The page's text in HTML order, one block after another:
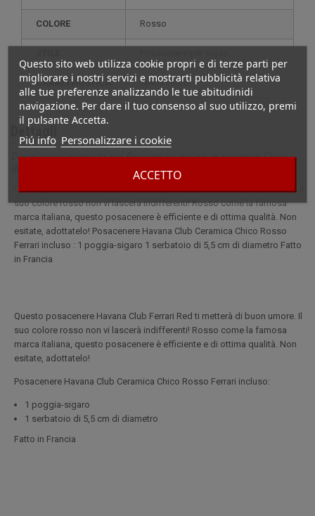
Questo sito web utilizza cookie propri e di terze parti per
migliorare i nostri servizi e mostrarti pubblicità relativa
alle tue preferenze analizzando le tue abitudinidi
navigazione. Per dare il tuo consenso al suo utilizzo, premi
il pulsante Accetta.
Piú info Personalizzare i cookie
ACCETTO
COLORE Rosso
CARATTERISTICA tasca vuota
Dettagli
Descrizione completa per Posacenere sigaro in ceramica Chico
Questo posacenere Havana Club Ferrari Red vi metterà di buon umore. Il
suo colore rosso non vi lascerà indifferenti! Rosso come la famosa
marca italiana, questo posacenere è efficiente e di ottima qualità. Non
esitate, adottatelo! Posacenere Havana Club Ceramica Chico Rosso
Ferrari incluso : 1 poggia-sigaro 1 serbatoio di 5,5 cm di diametro Fatto
in Francia
Questo posacenere Havana Club Ferrari Red ti metterà di buon umore. Il
suo colore rosso non vi lascerà indifferenti! Rosso come la famosa
marca italiana, questo posacenere è efficiente e di ottima qualità. Non
esitate, adottatelo!
Posacenere Havana Club Ceramica Chico Rosso Ferrari incluso:
1 poggia-sigaro
1 serbatoio di 5,5 cm di diametro
Fatto in Francia